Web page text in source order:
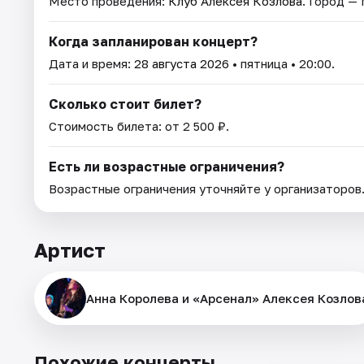
Когда запланирован концерт?
Дата и время: 28 августа 2026 • пятница • 20:00.
Сколько стоит билет?
Стоимость билета: от 2 500 ₽.
Есть ли возрастные ограничения?
Возрастные ограничения уточняйте у организаторов.
Артист
Анна Королева и «Арсенал» Алексея